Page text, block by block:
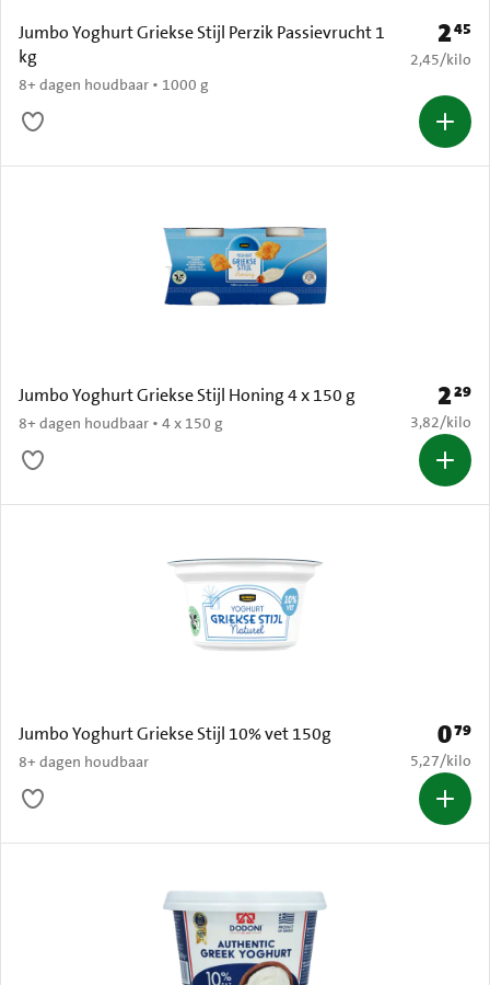
Jumbo Yoghurt Griekse Stijl Perzik Passievrucht 1
kg
8+ dagen houdbaar • 1000 g
Prijs:
245
€ 2,45 per
2,45/kilo
Jumbo Yoghurt Griekse Stijl Honing 4 x 150 g
8+ dagen houdbaar • 4 x 150 g
Prijs:
229
€ 3,82 per
3,82/kilo
Jumbo Yoghurt Griekse Stijl 10% vet 150g
8+ dagen houdbaar
Prijs:
079
€ 5,27 per
5,27/kilo